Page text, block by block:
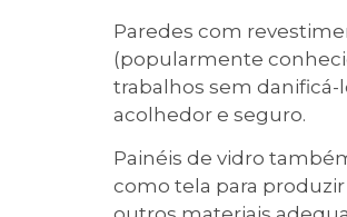
Paredes com
(popularmente
trabalhos sem danificá-
acolhedor e seguro.
Painéis de vidro
como tela para